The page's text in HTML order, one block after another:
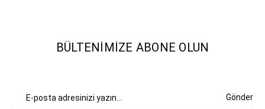
BÜLTENIMIZE ABONE OLUN
Gönder